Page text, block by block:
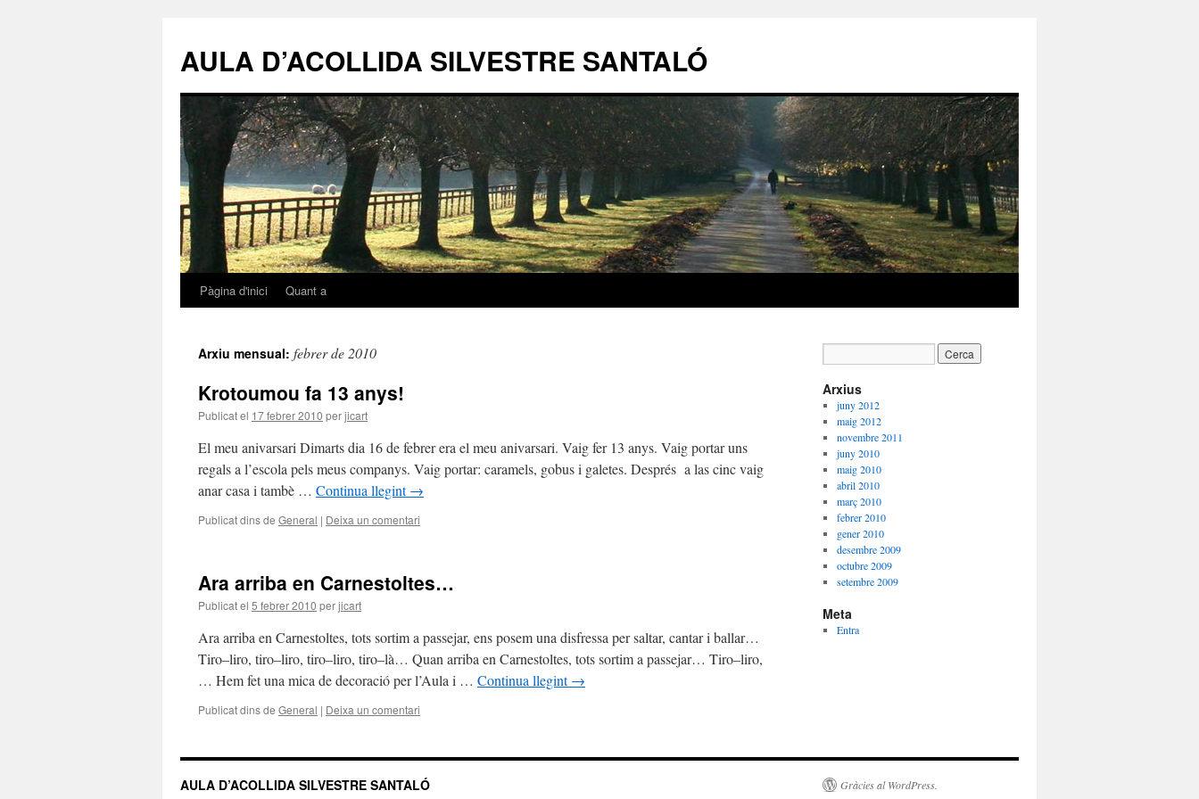
AULA D’ACOLLIDA SILVESTRE SANTALÓ
Vés
contingut
Pàgina d'inici Quant a
Arxiu mensual: febrer de 2010
Krotoumou fa 13 anys!
Publicat el 17 febrer 2010 perjicart
El meu anivarsari Dimarts dia 16 de febrer era el meu anivarsari. Vaig fer 13 anys. Vaig portar uns
regals a l’escola pels meus companys. Vaig portar: caramels, gobus i galetes. Després a las cinc vaig
anar casa i tambè … Continua llegint→
Publicat dins de General | Deixa un comentari
Ara arriba en Carnestoltes…
Publicat el 5 febrer 2010 perjicart
Ara arriba en Carnestoltes, tots sortim a passejar, ens posem una disfressa per saltar, cantar i ballar…
Tiro–liro, tiro–liro, tiro–liro, tiro–là… Quan arriba en Carnestoltes, tots sortim a passejar… Tiro–liro,
… Hem fet una mica de decoració per l’Aula i … Continua llegint→
Publicat dins de General | Deixa un comentari
Arxius
juny 2012
maig 2012
novembre 2011
juny 2010
maig 2010
abril 2010
març 2010
febrer 2010
gener 2010
desembre 2009
octubre 2009
setembre 2009
Meta
Entra
AULA D’ACOLLIDA SILVESTRE SANTALÓ Gràcies al WordPress.